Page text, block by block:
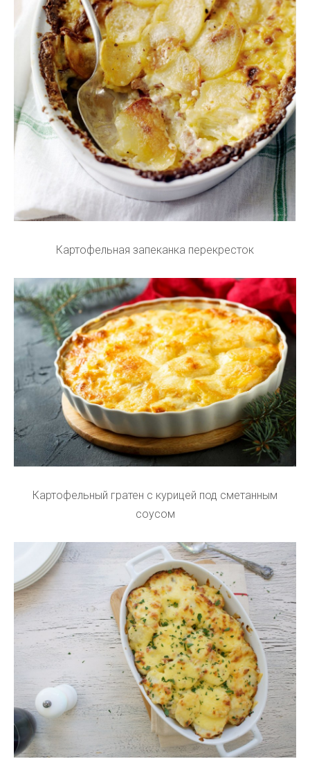
Картофельная запеканка перекресток
Картофельный гратен с курицей под сметанным
соусом